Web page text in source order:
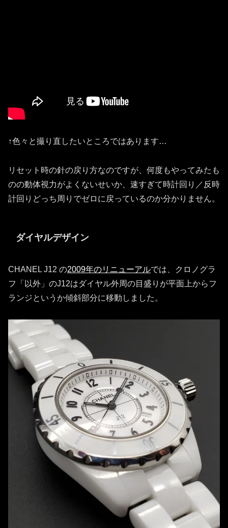
↑色々と撮り直したいところではあります…
リセット時の針の戻り方なのですが、何度もやってみたも
のの動体視力がよくないせいか、速すぎて時計回り／反時
計回りどっち周りでゼロに戻っているのか分かりません。
ダイヤルデザイン
CHANEL J12 の2009年のリニューアルでは、クロノグラ
フ「以外」のJ12はダイヤル外周の目盛りが平面上からフ
ランジというか傾斜部分に移動しました。